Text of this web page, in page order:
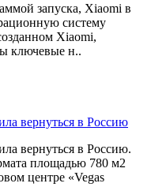
запуска, Xiaomi в
систему
Xiaomi,
ключевые н..
вернуться в Россию
вернуться в Россию.
площадью 780 м2
центре «Vegas